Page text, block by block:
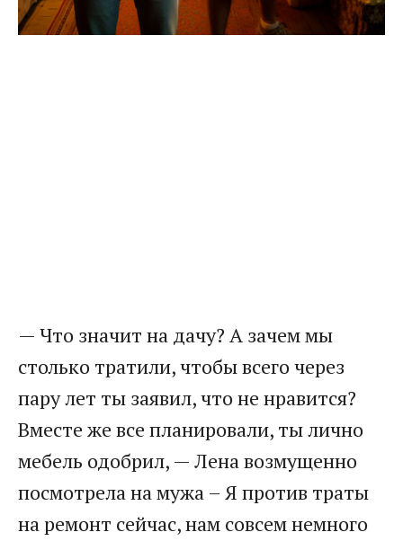
— Что значит на дачу? А зачем мы
столько тратили, чтобы всего через
пару лет ты заявил, что не нравится?
Вместе же все планировали, ты лично
мебель одобрил, — Лена возмущенно
посмотрела на мужа – Я против траты
на ремонт сейчас, нам совсем немного